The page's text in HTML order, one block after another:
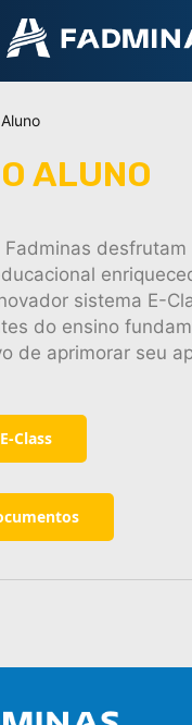
ALUNO
Fadminas desfrutam
sistema E-
do ensino
de aprimorar seu
E-Class